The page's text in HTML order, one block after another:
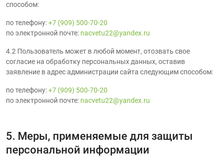
способом:
по телефону:+7 (909) 500-70-20
по электронной почте: nacvetu22@yandex.ru
4.2 Пользователь может в любой момент, отозвать свое
согласие на обработку персональных данных, оставив
заявление в адрес администрации сайта следующим способом:
по телефону:+7 (909) 500-70-20
по электронной почте: nacvetu22@yandex.ru
5. Меры, применяемые для защиты
персональной информации